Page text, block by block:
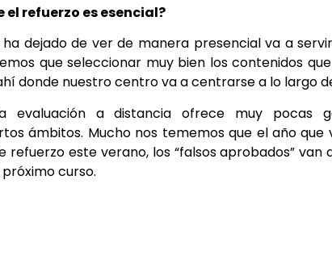
el refuerzo es esencial?
dejado de ver de manera presencial va a
que seleccionar muy bien los contenidos
donde nuestro centro va a centrarse a lo largo
evaluación a distancia ofrece muy pocas
ámbitos. Mucho nos tememos que el año que
refuerzo este verano, los “falsos aprobados” van
curso.